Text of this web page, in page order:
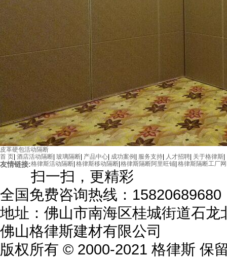
皮革硬包活动隔断
首 页 酒店活动隔断 玻璃隔断 产品中心 成功案例 服务支持 人才招聘 关于格律斯
友情链接:格律斯活动隔断 格律斯移动隔断| 格律斯隔断阿里旺铺 格律斯隔断工厂网
扫一扫，更精彩
全国免费咨询热线：15820689680
地址：佛山市南海区桂城街道石龙
佛山格律斯建材有限公司
版权所有 © 2000-2021 格律斯 保